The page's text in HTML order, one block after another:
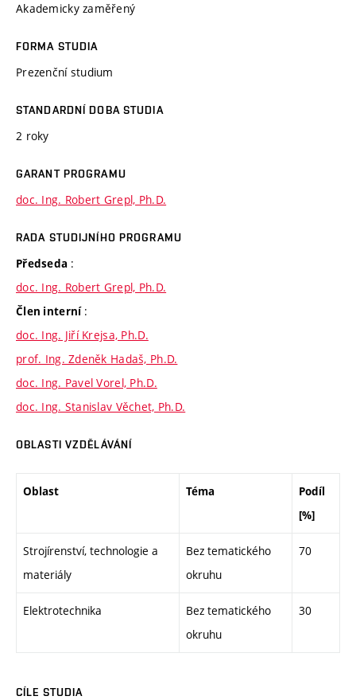
Akademicky zaměřený
FORMA STUDIA
Prezenční studium
STANDARDNÍ DOBA STUDIA
2 roky
GARANT PROGRAMU
doc. Ing. Robert Grepl, Ph.D.
RADA STUDIJNÍHO PROGRAMU
Předseda :
doc. Ing. Robert Grepl, Ph.D.
Člen interní :
doc. Ing. Jiří Krejsa, Ph.D.
prof. Ing. Zdeněk Hadaš, Ph.D.
doc. Ing. Pavel Vorel, Ph.D.
doc. Ing. Stanislav Věchet, Ph.D.
OBLASTI VZDĚLÁVÁNÍ
Oblast Téma
Podíl
[%]
Strojírenství, technologie a
materiály
Bez tematického
okruhu
70
Elektrotechnika
Bez tematického
okruhu
30
CÍLE STUDIA